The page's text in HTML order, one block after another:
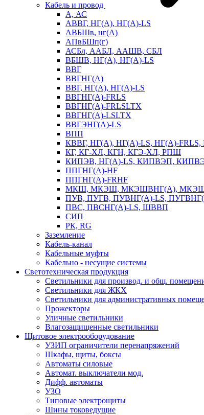
Кабель и провод
А, АС
АВВГ, НГ(А), НГ(А)-LS
АВБШв, нг(А)
АПвБШп(г)
АСБл, ААБЛ, ААШВ, СБЛ
ВБШВ, НГ(А), НГ(А)-LS
ВВГ
ВВГНГ(А)
ВВГ, НГ(А), НГ(А)-LS
ВВГНГ(А)-FRLS
ВВГНГ(А)-FRLSLTX
ВВГНГ(А)-LSLTX
ВВГЭНГ(А)-LS
ВПП
КВВГ, НГ(А), НГ(А)-LS, НГ(А)-
КГ, КГ-ХЛ, КГН, КГЭ-ХЛ, РПШ
КИПЭВ, НГ(А)-LS, КИПВЭП,
ППГНГ(А)-HF
ППГНГ(А)-FRHF
МКШ, МКЭШ, МКЭШВНГ(А),
ПУВ, ПУГВ, ПУВНГ(А)-LS,
ПВС, ПВСНГ(А)-LS, ШВВП
СИП
РК, RG
Заземление
Кабель-канал
Кабельные муфты
Кабельно - несущие системы
Светотехническая продукция
Светильники для производ. и общ.
Светильники для ЖКХ
Светильники для административных
Прожекторы
Уличные светильники
Влагозащищенные светильники
Щитовое электрооборудование
УЗИП ограничители перенапряжений
Шкафы, щиты, боксы
Автоматы силовые
Автомат. выключатели мод.
Дифф. автоматы
УЗО
Типовые электрощиты
Шины токоведущие